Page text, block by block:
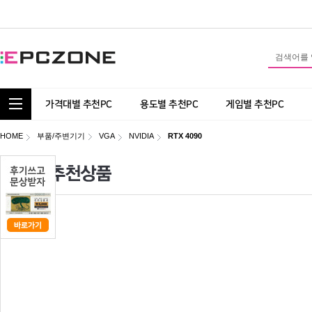
통합 카테고리 보기
가격대별 추천PC 용도별 추천PC 게임별 추천PC
HOME 부품/주변기기 VGA NVIDIA RTX 4090